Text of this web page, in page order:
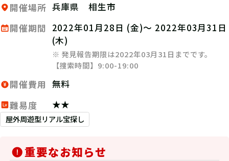
開催場所 兵庫県 相生市
開催期間
2022年01月28日 (金)～ 2022年03月31日
(木)
※ 発見報告期限は2022年03月31日までです。
【捜索時間】9:00-19:00
開催費用 無料
難易度
★★
屋外周遊型リアル宝探し
重要なお知らせ